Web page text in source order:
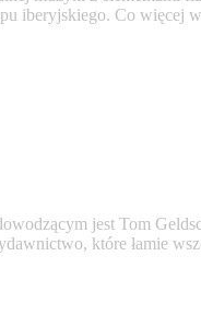
iberyjskiego. Co więcej
jest Tom
które łamie